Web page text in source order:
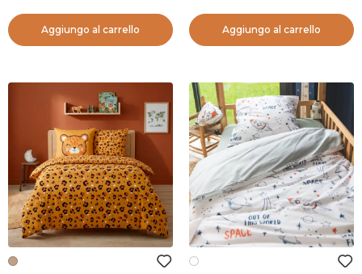
Aggiungo al carrello Aggiungo al carrello